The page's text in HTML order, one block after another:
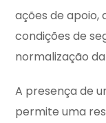
ações de apoio,
condições de
normalização
A presença de
permite uma